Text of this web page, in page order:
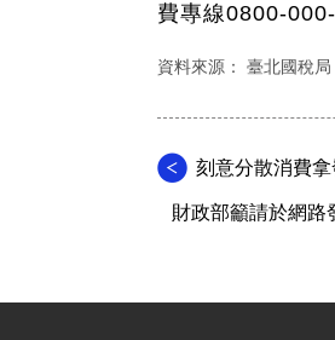
費專線0800-
資料來源： 臺北國稅局
刻意分散消費拿
財政部籲請於網路